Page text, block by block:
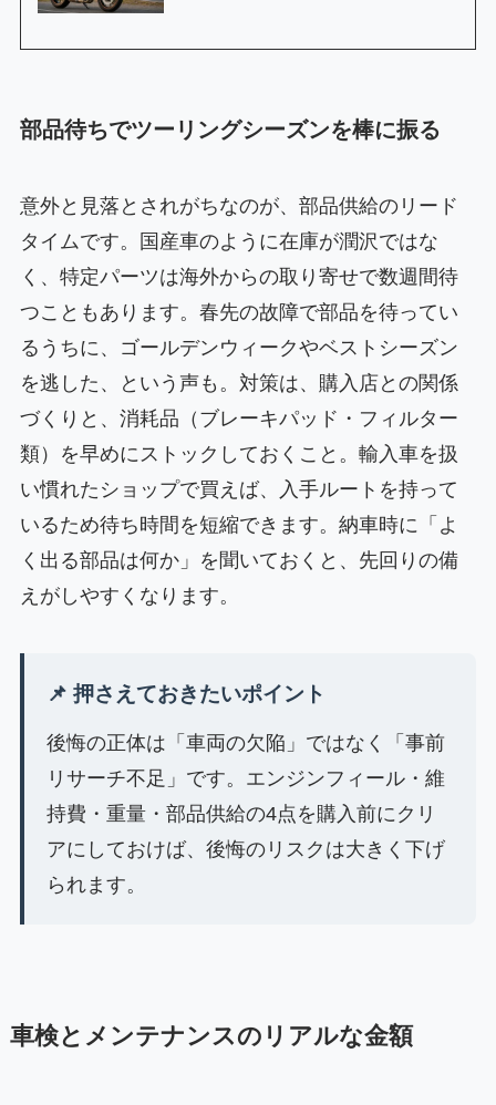
部品待ちでツーリングシーズンを棒に振る
意外と見落とされがちなのが、部品供給のリード
タイムです。国産車のように在庫が潤沢ではな
く、特定パーツは海外からの取り寄せで数週間待
つこともあります。春先の故障で部品を待ってい
るうちに、ゴールデンウィークやベストシーズン
を逃した、という声も。対策は、購入店との関係
づくりと、消耗品（ブレーキパッド・フィルター
類）を早めにストックしておくこと。輸入車を扱
い慣れたショップで買えば、入手ルートを持って
いるため待ち時間を短縮できます。納車時に「よ
く出る部品は何か」を聞いておくと、先回りの備
えがしやすくなります。
📌 押さえておきたいポイント
後悔の正体は「車両の欠陥」ではなく「事前
リサーチ不足」です。エンジンフィール・維
持費・重量・部品供給の4点を購入前にクリ
アにしておけば、後悔のリスクは大きく下げ
られます。
車検とメンテナンスのリアルな金額